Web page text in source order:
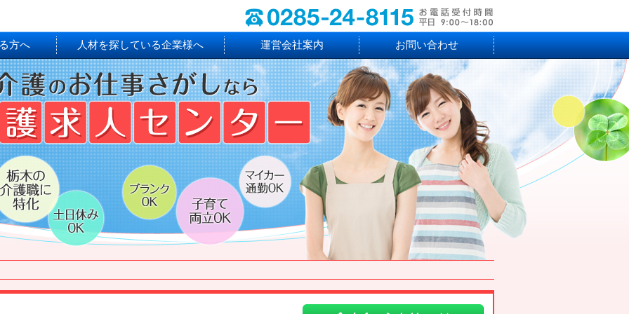
方へ 人材を探している企業様へ 運営会社案内 お問い合わせ